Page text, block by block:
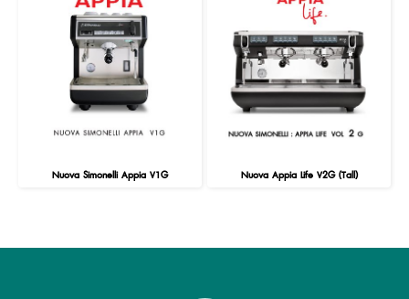
Nuova Simonelli Appia V1G Nuova Appia Life V2G (Tall)